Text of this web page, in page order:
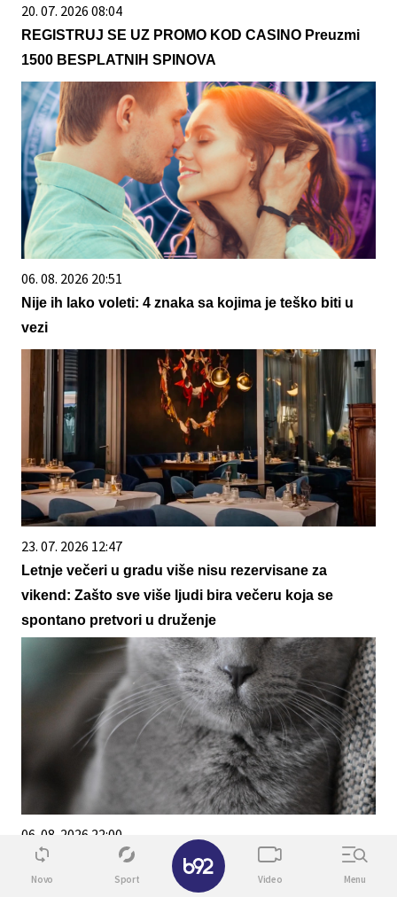
20. 07. 2026 08:04
REGISTRUJ SE UZ PROMO KOD CASINO Preuzmi
1500 BESPLATNIH SPINOVA
06. 08. 2026 20:51
Nije ih lako voleti: 4 znaka sa kojima je teško biti u
vezi
23. 07. 2026 12:47
Letnje večeri u gradu više nisu rezervisane za
vikend: Zašto sve više ljudi bira večeru koja se
spontano pretvori u druženje
06. 08. 2026 22:00
Како дресирати мачку? Уз ове једноставне
савете ваша љубимица може научити нове
Novo Sport Video Menu
✕